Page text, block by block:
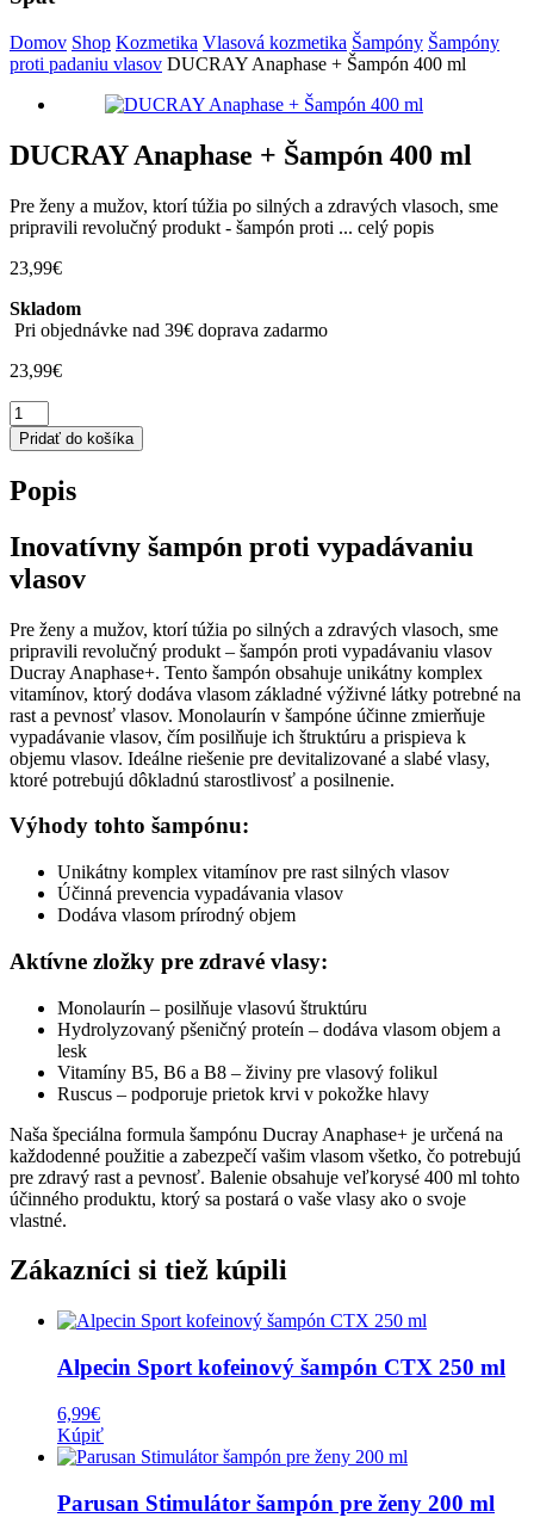
Domov Shop Kozmetika Vlasová kozmetika Šampóny Šampóny
proti padaniu vlasov DUCRAY Anaphase + Šampón 400 ml
DUCRAY Anaphase + Šampón 400 ml
Pre ženy a mužov, ktorí túžia po silných a zdravých vlasoch, sme
pripravili revolučný produkt - šampón proti ... celý popis
23,99€
Skladom
Pri objednávke nad 39€ doprava zadarmo
23,99€
množstvo
DUCRAY
Anaphase
Šampón
ml
Pridať do košíka
Popis
Inovatívny šampón proti vypadávaniu
vlasov
Pre ženy a mužov, ktorí túžia po silných a zdravých vlasoch, sme
pripravili revolučný produkt – šampón proti vypadávaniu vlasov
Ducray Anaphase+. Tento šampón obsahuje unikátny komplex
vitamínov, ktorý dodáva vlasom základné výživné látky potrebné na
rast a pevnosť vlasov. Monolaurín v šampóne účinne zmierňuje
vypadávanie vlasov, čím posilňuje ich štruktúru a prispieva k
objemu vlasov. Ideálne riešenie pre devitalizované a slabé vlasy,
ktoré potrebujú dôkladnú starostlivosť a posilnenie.
Výhody tohto šampónu:
Unikátny komplex vitamínov pre rast silných vlasov
Účinná prevencia vypadávania vlasov
Dodáva vlasom prírodný objem
Aktívne zložky pre zdravé vlasy:
Monolaurín – posilňuje vlasovú štruktúru
Hydrolyzovaný pšeničný proteín – dodáva vlasom objem a
lesk
Vitamíny B5, B6 a B8 – živiny pre vlasový folikul
Ruscus – podporuje prietok krvi v pokožke hlavy
Naša špeciálna formula šampónu Ducray Anaphase+ je určená na
každodenné použitie a zabezpečí vašim vlasom všetko, čo potrebujú
pre zdravý rast a pevnosť. Balenie obsahuje veľkorysé 400 ml tohto
účinného produktu, ktorý sa postará o vaše vlasy ako o svoje
vlastné.
Zákazníci si tiež kúpili
Alpecin Sport kofeinový šampón CTX 250 ml
6,99€
Kúpiť
Parusan Stimulátor šampón pre ženy 200 ml